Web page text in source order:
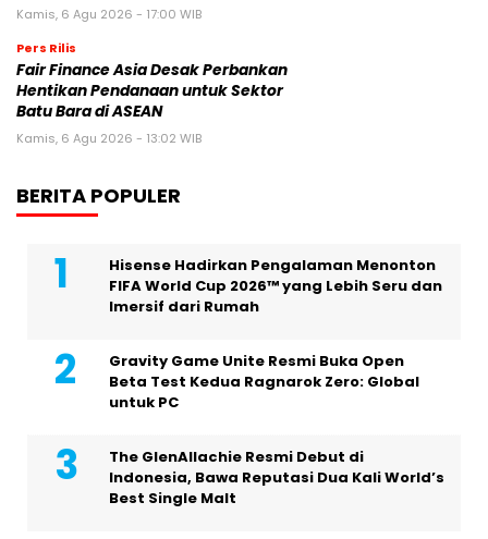
Kamis, 6 Agu 2026 - 17:00 WIB
Pers Rilis
Fair Finance Asia Desak Perbankan
Hentikan Pendanaan untuk Sektor
Batu Bara di ASEAN
Kamis, 6 Agu 2026 - 13:02 WIB
BERITA POPULER
Hisense Hadirkan Pengalaman Menonton
FIFA World Cup 2026™ yang Lebih Seru dan
Imersif dari Rumah
Gravity Game Unite Resmi Buka Open
Beta Test Kedua Ragnarok Zero: Global
untuk PC
The GlenAllachie Resmi Debut di
Indonesia, Bawa Reputasi Dua Kali World’s
Best Single Malt